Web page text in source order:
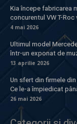
Kia începe fabricarea
concurentul VW T-
4 mai 2026
Ultimul model
într-un exponat de
13 aprilie 2026
Un sfert din firmele
Ce le-a împiedicat
26 mai 2026